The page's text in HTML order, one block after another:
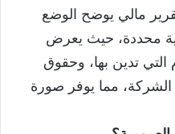
مالي يوضح الوضع
محددة، حيث يعرض
التي تدين بها، وحقوق
الشركة، مما يوفر صورة